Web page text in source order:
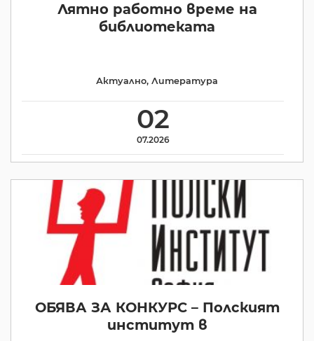
Лятно работно време на
библиотеката
02
07.2026
Актуално, Литература
ОБЯВА ЗА КОНКУРС – Полският
институт в